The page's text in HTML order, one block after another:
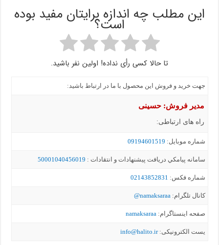
این مطلب چه اندازه برایتان مفید بوده
است؟
تا حالا کسی رأی نداده! اولین نفر باشید.
جهت خرید و فروش این محصول با ما در ارتباط باشید:
مدیر فروش: حسینی
راه های ارتباطی:
شماره موبايل: 09194601519
سامانه پيامکي دریافت پیشنهادات و انتقادات : 50001040456019
شماره فکس: 02143852831
کانال تلگرام:namaksaraa@
صفحه اینستاگرام:namaksaraa
یست الکترونیکی:info@halito.ir